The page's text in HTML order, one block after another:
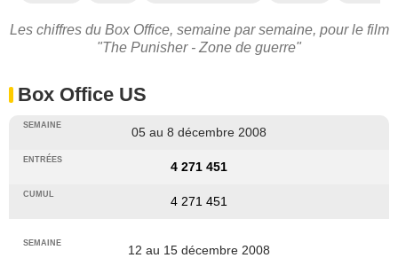
Les chiffres du Box Office, semaine par semaine, pour le film
"The Punisher - Zone de guerre"
Box Office US
05 au 8 décembre 2008
4 271 451
4 271 451
12 au 15 décembre 2008